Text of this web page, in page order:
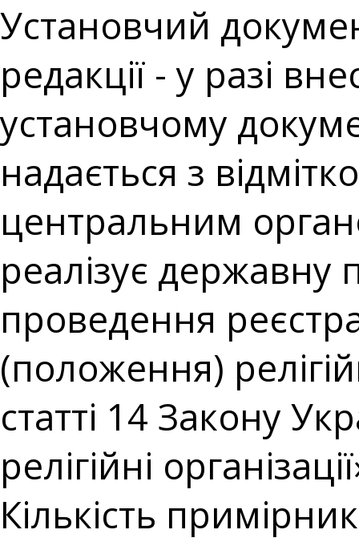
Установчий
редакції - у разі
установчому
надається з
центральним
реалізує державну
проведення
(положення)
статті 14 Закону
релігійні
Кількість